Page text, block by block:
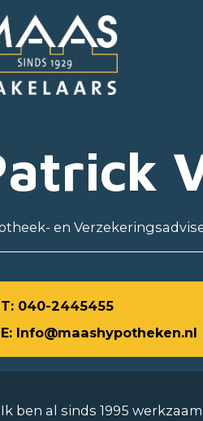
en
T: 040-2445455
E: Info@maashypotheken.nl
Ik ben al sinds 1995